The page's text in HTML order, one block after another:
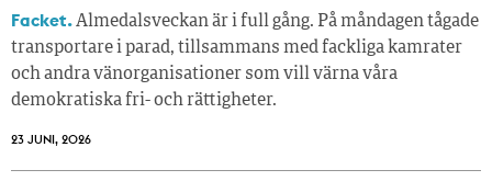
Facket.Almedalsveckan är i full gång. På måndagen tågade
transportare i parad, tillsammans med fackliga kamrater
och andra vänorganisationer som vill värna våra
demokratiska fri- och rättigheter.
23 JUNI, 2026